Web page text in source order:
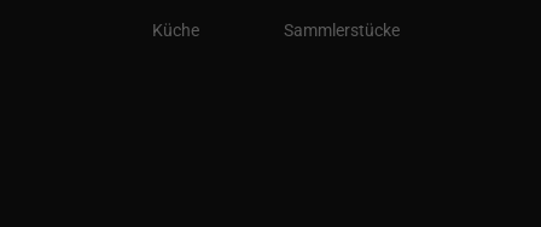
Küche Sammlerstücke